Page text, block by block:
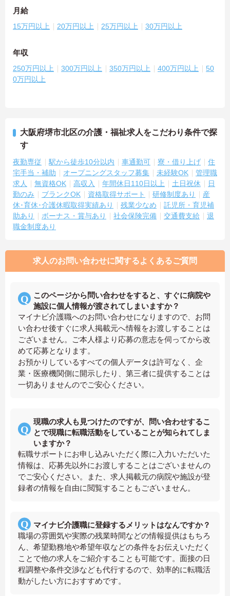
月給
15万円以上 20万円以上 25万円以上 30万円以上
年収
250万円以上 300万円以上 350万円以上 400万円以上
50
0万円以上
大阪府堺市北区の介護・福祉求人をこだわり条件で探
す
夜勤専従 駅から徒歩10分以内 車通勤可 寮・借り上げ
住
宅手当・補助
オープニングスタッフ募集 未経験OK
管理職
求人
無資格OK 高収入 年間休日110日以上 土日祝休
日
勤のみ
ブランクOK 資格取得サポート 研修制度あり
産
休･育休･介護休暇取得実績あり
残業少なめ
託児所・育児補
助あり
ボーナス・賞与あり 社会保険完備 交通費支給
退
職金制度あり
求人のお問い合わせに関するよくあるご質問
このページから問い合わせをすると、すぐに病院や
施設に個人情報が渡されてしまいますか？
マイナビ介護職へのお問い合わせになりますので、お問
い合わせ後すぐに求人掲載元へ情報をお渡しすることは
ございません。ご本人様より応募の意志を伺ってから改
めて応募となります。
お預かりしているすべての個人データは許可なく、企
業・医療機関側に開示したり、第三者に提供することは
一切ありませんのでご安心ください。
現職の求人も見つけたのですが、問い合わせするこ
とで現職に転職活動をしていることが知られてしま
いますか？
転職サポートにお申し込みいただく際に入力いただいた
情報は、応募先以外にお渡しすることはございませんの
でご安心ください。また、求人掲載元の病院や施設が登
録者の情報を自由に閲覧することもございません。
マイナビ介護職に登録するメリットはなんですか？
職場の雰囲気や実際の残業時間などの情報提供はもちろ
ん、希望勤務地や希望年収などの条件をお伝えいただく
ことで他の求人をご紹介することも可能です。面接の日
程調整や条件交渉なども代行するので、効率的に転職活
動がしたい方におすすめです。